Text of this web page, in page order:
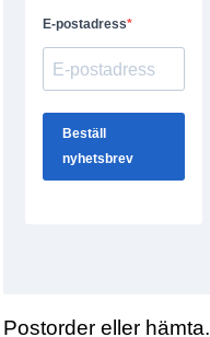
Postorder eller hämta.